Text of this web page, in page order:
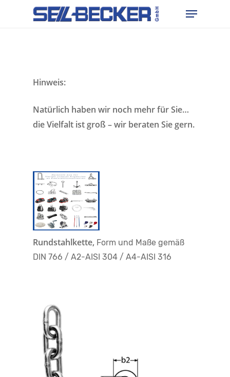
Menu
Hinweis:
Natürlich haben wir noch mehr für Sie…
die Vielfalt ist groß – wir beraten Sie gern.
Rundstahlkette, Form und Maße gemäß
DIN 766 / A2-AISI 304 / A4-AISI 316